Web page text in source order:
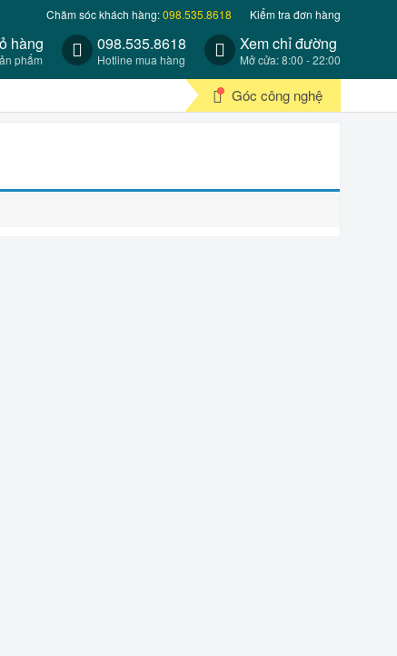
Chăm sóc khách hàng:098.535.8618 Kiểm tra đơn hàng
hàng
phẩm
098.535.8618
Hotline mua hàng
Xem chỉ đường
Mở cửa: 8:00 - 22:00
Góc công nghệ